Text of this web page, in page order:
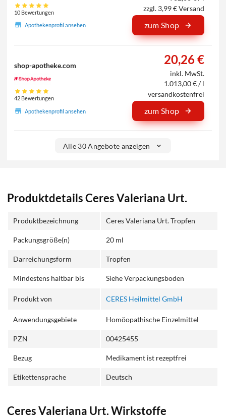
10 Bewertungen
Apothekenprofil ansehen
zzgl. 3,99 € Versand
zum Shop
shop-apotheke.com
42 Bewertungen
Apothekenprofil ansehen
20,26 €
inkl. MwSt.
1.013,00 € / l
versandkostenfrei
zum Shop
Alle 30 Angebote anzeigen
Produktdetails Ceres Valeriana Urt.
Produktbezeichnung Ceres Valeriana Urt. Tropfen
Packungsgröße(n) 20 ml
Darreichungsform Tropfen
Mindestens haltbar bis Siehe Verpackungsboden
Produkt von CERES Heilmittel GmbH
Anwendungsgebiete Homöopathische Einzelmittel
PZN 00425455
Bezug Medikament ist rezeptfrei
Etikettensprache Deutsch
Ceres Valeriana Urt. Wirkstoffe